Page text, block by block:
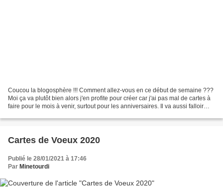
Coucou la blogosphère !!! Comment allez-vous en ce début de semaine ???
Moi ça va plutôt bien alors j'en profite pour créer car j'ai pas mal de cartes à
faire pour le mois à venir, surtout pour les anniversaires. Il va aussi falloir
Cartes de Voeux 2020
Publié le 28/01/2021 à 17:46
Par Minetourdi